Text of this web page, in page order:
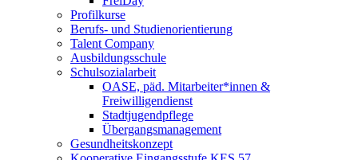
Profilkurse
Berufs- und Studienorientierung
Talent Company
Ausbildungsschule
Schulsozialarbeit
OASE, päd. Mitarbeiter*innen &
Freiwilligendienst
Stadtjugendpflege
Übergangsmanagement
Gesundheitskonzept